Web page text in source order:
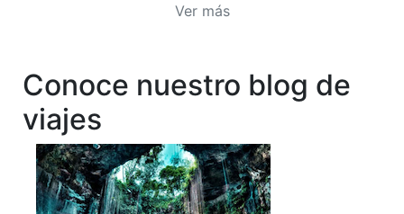
Ver más
Conoce nuestro blog de
viajes